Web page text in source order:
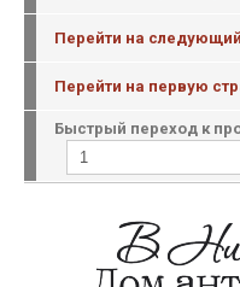
Перейти на
Перейти на первую
Быстрый переход к